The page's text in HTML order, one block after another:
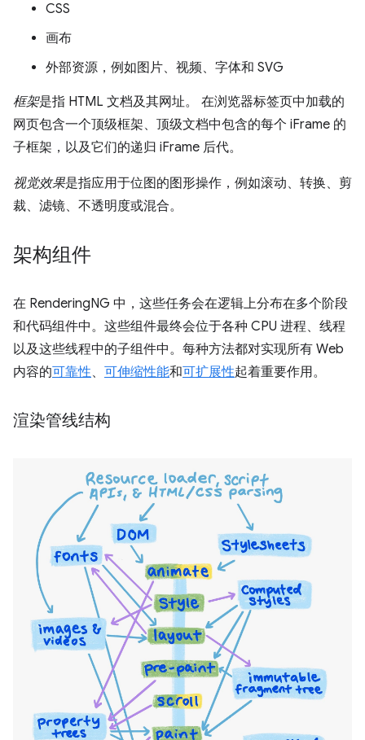
CSS
画布
外部资源，例如图片、视频、字体和 SVG
框架是指 HTML 文档及其网址。 在浏览器标签页中加载的
网页包含一个顶级框架、顶级文档中包含的每个 iFrame 的
子框架，以及它们的递归 iFrame 后代。
视觉效果是指应用于位图的图形操作，例如滚动、转换、剪
裁、滤镜、不透明度或混合。
架构组件
在 RenderingNG 中，这些任务会在逻辑上分布在多个阶段
和代码组件中。这些组件最终会位于各种 CPU 进程、线程
以及这些线程中的子组件中。每种方法都对实现所有 Web
内容的可靠性、 可伸缩性能和可扩展性起着重要作用。
渲染管线结构